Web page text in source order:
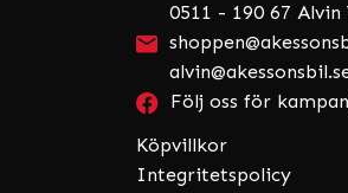
0511 - 190 67
Följ oss för
Köpvillkor
Integritetspolicy